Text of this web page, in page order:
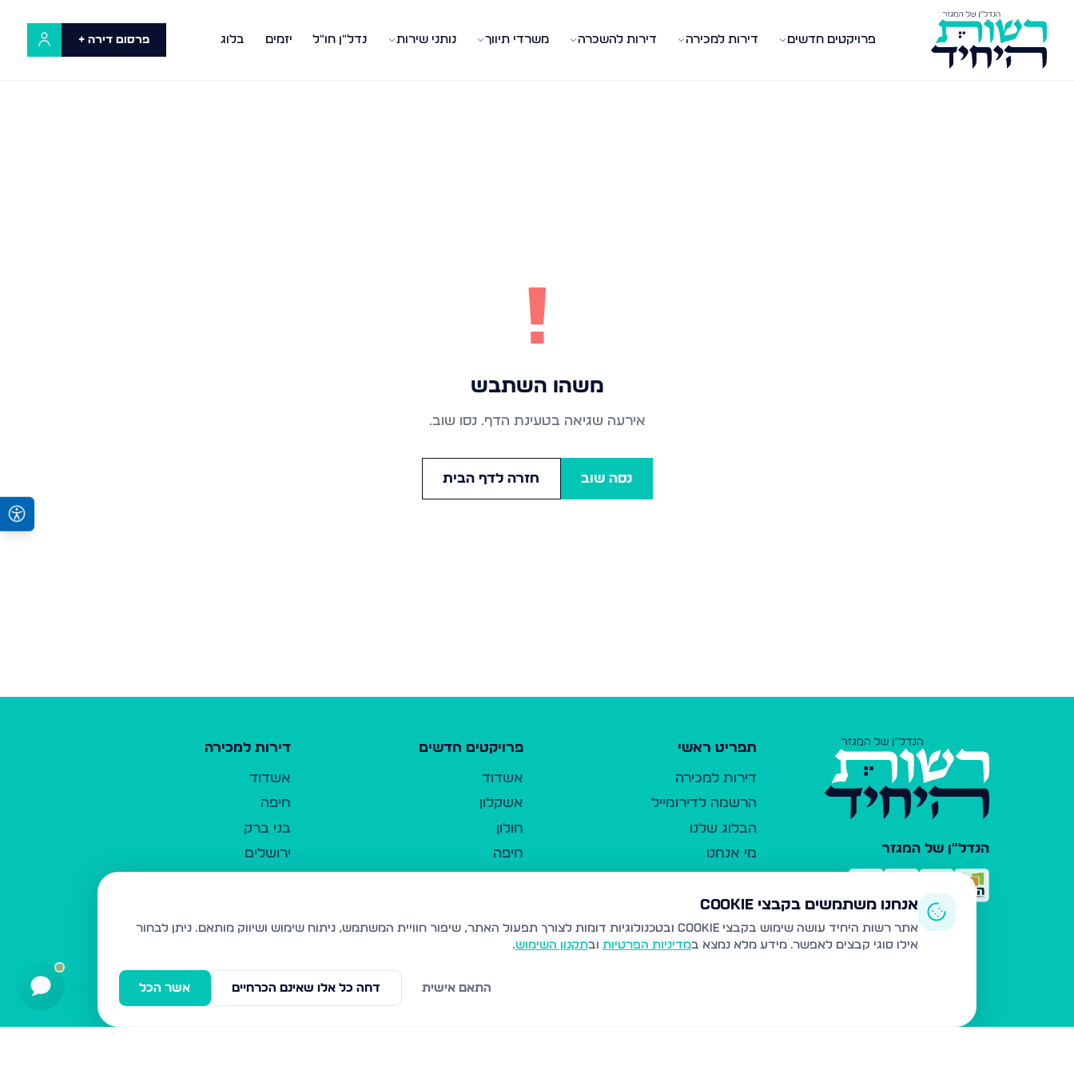
פרויקטים חדשים דירות למכירה דירות להשכרה משרדי תיווך נותני שירות נדל"ן חו"ל יזמים בלוג פרסום דירה +
!
משהו השתבש
אירעה שגיאה בטעינת הדף. נסו שוב.
נסה שוב חזרה לדף הבית
הנדל"ן של המגזר
תפריט ראשי
דירות למכירה
הרשמה לדירומייל
הבלוג שלנו
מי אנחנו
כלי עזר
פרסום ברשות היחיד
משרדי תיווך
פרויקטים חדשים
אשדוד
אשקלון
חולון
חיפה
נהריה
עמנואל
דירות למכירה
אשדוד
חיפה
בני ברק
ירושלים
בית שמש
ביתר עילית
אנחנו משתמשים בקבצי Cookie
אתר רשות היחיד עושה שימוש בקבצי Cookie ובטכנולוגיות דומות לצורך תפעול האתר, שיפור חוויית המשתמש, ניתוח שימוש ושיווק מותאם.
ניתן לבחור
אילו סוגי קבצים לאפשר. מידע מלא נמצא במדיניות הפרטיות ובתקנון השימוש.
אשר הכל דחה כל אלו שאינם הכרחיים התאם אישית